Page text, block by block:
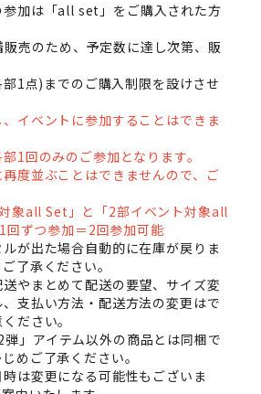
加は「all set」をご購入された方
売のため、予定数に達し次第、販
1点)までのご購入制限を設けさせ
イベントに参加することはできま
1回のみのご参加となります。
度並ぶことはできませんので、ご
象all Set」と「2部イベント対象all
ずつ参加＝2回参加可能
が出た場合自動的に在庫が戻りま
了承ください。
やまとめて配送の要望、サイズ変
支払い方法・配送方法の変更はで
ださい。
」アイテム以外の商品とは同梱で
めご了承ください。
は変更になる可能性もございま